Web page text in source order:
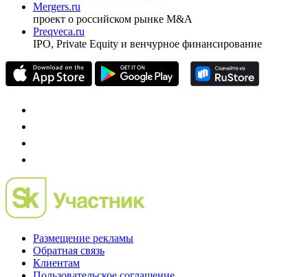
Investfunds
универсальный ресурс по фондовому рынку для
частного инвестора России
проект о российском рынке M&A
Preqveca.ru